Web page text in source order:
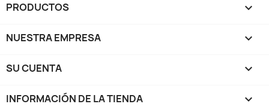
PRODUCTOS 
NUESTRA EMPRESA 
SU CUENTA 
INFORMACIÓN DE LA TIENDA keyboard_arrow_down